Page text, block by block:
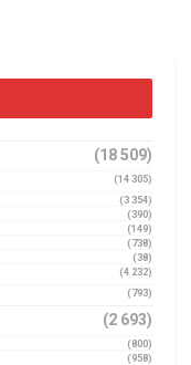
(18 509)
(14 305)
(3 354)
(390)
(149)
(738)
(38)
(4 232)
(793)
(2 693)
(800)
(958)